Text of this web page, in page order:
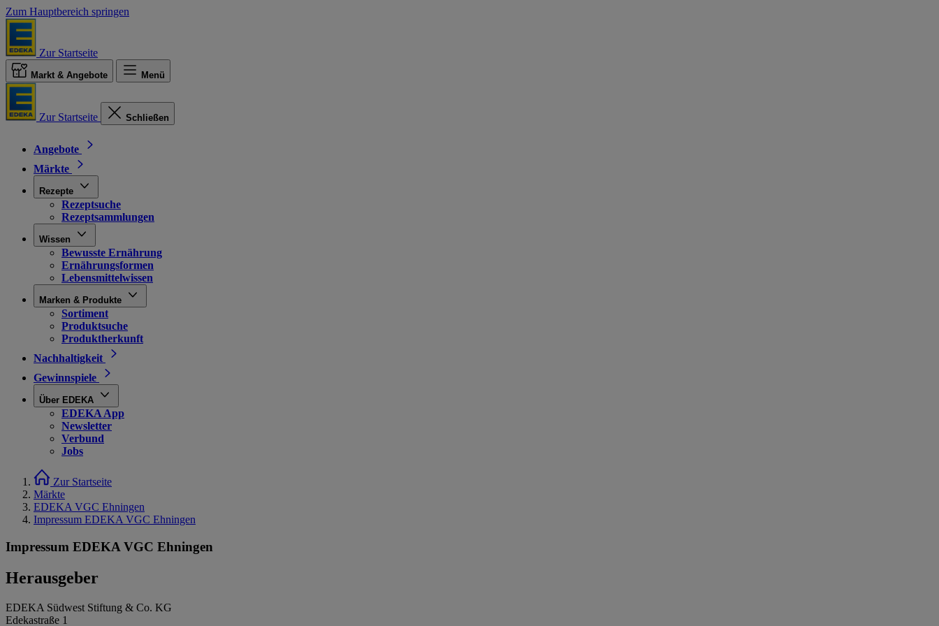
Zum Hauptbereich springen
Zur Startseite
Markt & Angebote Menü
Zur Startseite Schließen
Angebote
Märkte
Rezepte
Rezeptsuche
Rezeptsammlungen
Wissen
Bewusste Ernährung
Ernährungsformen
Lebensmittelwissen
Marken & Produkte
Sortiment
Produktsuche
Produktherkunft
Nachhaltigkeit
Gewinnspiele
Über EDEKA
EDEKA App
Newsletter
Verbund
Jobs
Zur Startseite
Märkte
EDEKA VGC Ehningen
Impressum EDEKA VGC Ehningen
Impressum EDEKA VGC Ehningen
Herausgeber
EDEKA Südwest Stiftung & Co. KG
Edekastraße 1